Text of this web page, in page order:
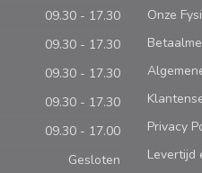
09.30 - 17.30
09.30 - 17.30
09.30 - 17.30
09.30 - 17.30
09.30 - 17.00
Gesloten
Onze
Privacy
Levertijd